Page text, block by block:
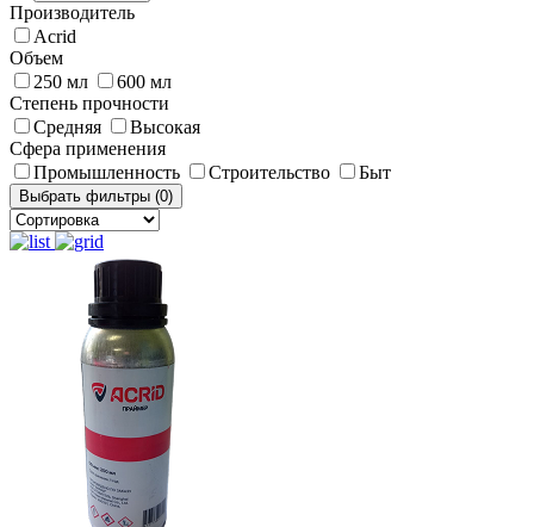
Производитель
Acrid
Объем
250 мл
600 мл
Степень прочности
Средняя
Высокая
Сфера применения
Промышленность
Строительство Быт
Выбрать фильтры (0)